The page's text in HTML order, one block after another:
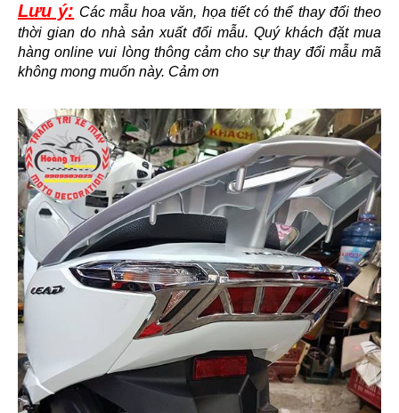
Lưu ý: Các mẫu hoa văn, họa tiết có thể thay đổi theo
thời gian do nhà sản xuất đổi mẫu. Quý khách đặt mua
hàng online vui lòng thông cảm cho sự thay đổi mẫu mã
không mong muốn này. Cảm ơn